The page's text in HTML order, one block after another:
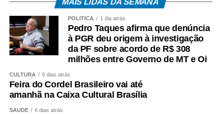
POLÍTICA 1 dia atrás
Pedro Taques afirma que denúncia
à PGR deu origem à investigação
da PF sobre acordo de R$ 308
milhões entre Governo de MT e Oi
CULTURA 6 dias atrás
Feira do Cordel Brasileiro vai até
amanhã na Caixa Cultural Brasília
SAÚDE 6 dias atrás